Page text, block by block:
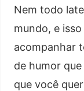
Nem todo
mundo, e
acompanhar
de humor
que você